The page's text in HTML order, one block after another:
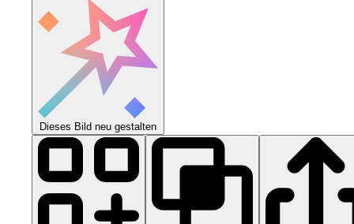
Dieses Bild neu gestalten